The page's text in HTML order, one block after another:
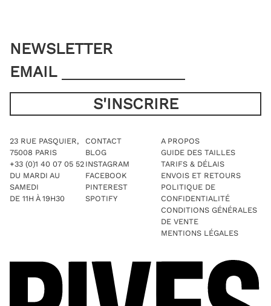
NEWSLETTER
EMAIL
23 RUE PASQUIER,
75008 PARIS
+33 (0)1 40 07 05 52
DU MARDI AU
SAMEDI
DE 11H À 19H30
CONTACT
BLOG
INSTAGRAM
FACEBOOK
PINTEREST
SPOTIFY
A PROPOS
GUIDE DES TAILLES
TARIFS & DÉLAIS
ENVOIS ET RETOURS
POLITIQUE DE
CONFIDENTIALITÉ
CONDITIONS GÉNÉRALES
DE VENTE
MENTIONS LÉGALES